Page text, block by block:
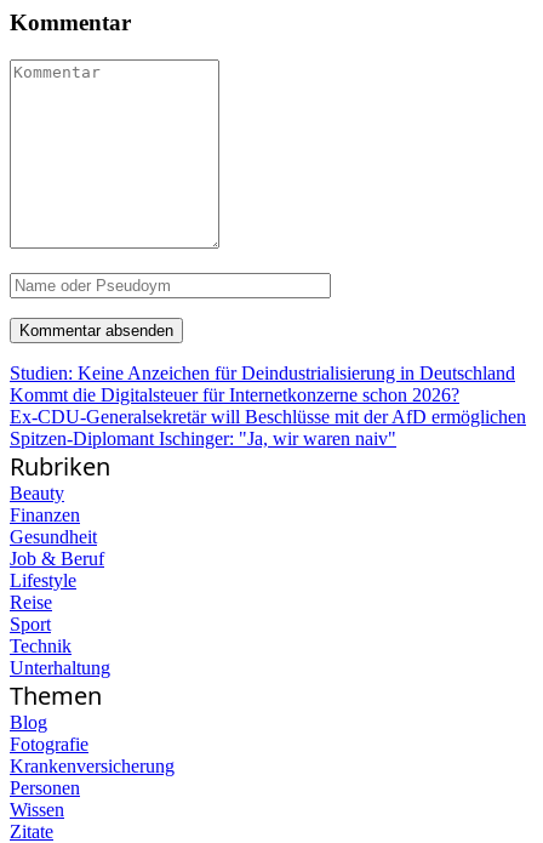
Kommentar
Studien: Keine Anzeichen für Deindustrialisierung in Deutschland
Kommt die Digitalsteuer für Internetkonzerne schon 2026?
Ex-CDU-Generalsekretär will Beschlüsse mit der AfD ermöglichen
Spitzen-Diplomant Ischinger: "Ja, wir waren naiv"
Rubriken
Beauty
Finanzen
Gesundheit
Job & Beruf
Lifestyle
Reise
Sport
Technik
Unterhaltung
Themen
Blog
Fotografie
Krankenversicherung
Personen
Wissen
Zitate